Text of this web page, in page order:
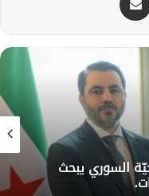
السوري يبحث